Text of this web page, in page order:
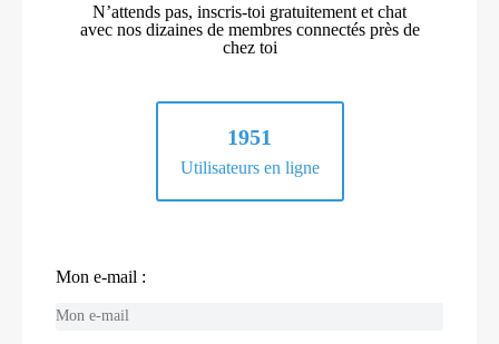
N’attends pas, inscris-toi gratuitement et chat
avec nos dizaines de membres connectés près de
chez toi
1951
Utilisateurs en ligne
Mon e-mail :